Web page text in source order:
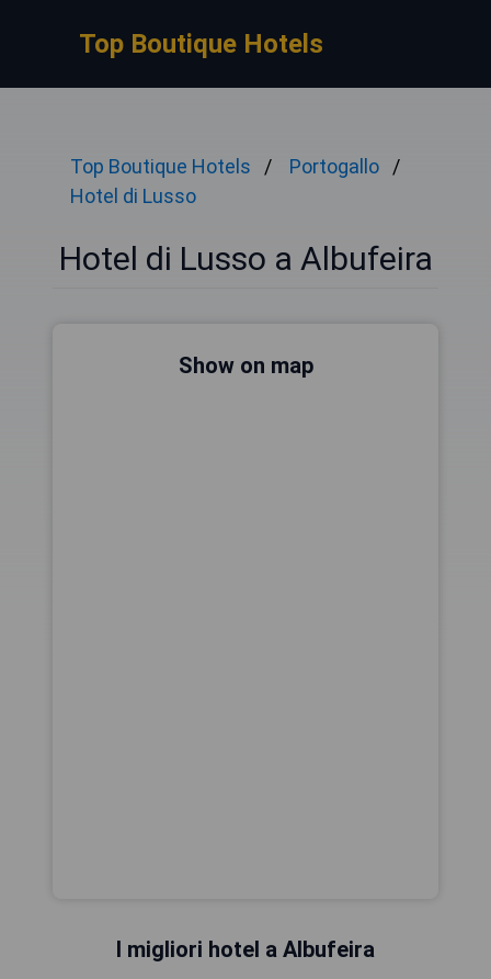
Top Boutique Hotels
Top Boutique Hotels
Portogallo
Hotel di Lusso
Hotel di Lusso a Albufeira
Show on map
I migliori hotel a Albufeira